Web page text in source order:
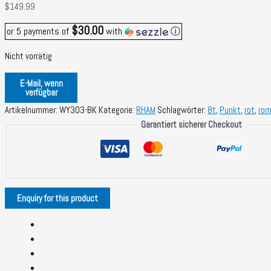
$149.99
or 5 payments of $30.00with ⓘ
Nicht vorrätig
E-Mail, wenn
verfügbar
Artikelnummer: WY303-BK Kategorie: RHAM Schlagwörter: 8t, Punkt, rot,
Garantiert sicherer Checkout